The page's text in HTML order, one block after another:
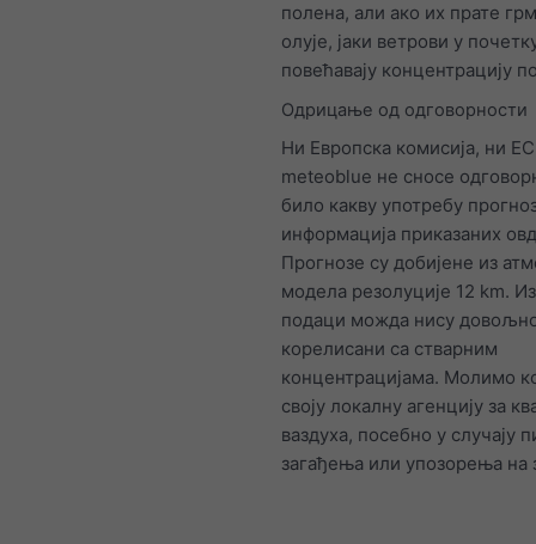
полена, али ако их прате
олује, јаки ветрови у
повећавају концентрацију
Одрицање од одговорности
Ни Европска комисија, ни
meteoblue не сносе
било какву употребу
информација приказаних
Прогнозе су добијене из
модела резолуције 12 km.
подаци можда нису
корелисани са стварним
концентрацијама. Молимо
своју локалну агенцију за
ваздуха, посебно у случају
загађења или упозорења на